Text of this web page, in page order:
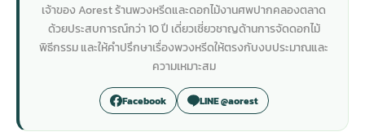
เจ้าของ Aorest ร้านพวงหรีดและดอกไม้งานศพปากคลองตลาด
ด้วยประสบการณ์กว่า 10 ปี เดี่ยวเชี่ยวชาญด้านการจัดดอกไม้
พิธีกรรม และให้คำปรึกษาเรื่องพวงหรีดให้ตรงกับงบประมาณและ
ความเหมาะสม
Facebook LINE @aorest